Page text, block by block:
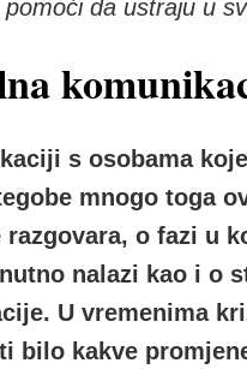
da ustraju u
s osobama
mnogo toga
razgovara, o fazi u
nalazi kao i o
U vremenima
bilo kakve